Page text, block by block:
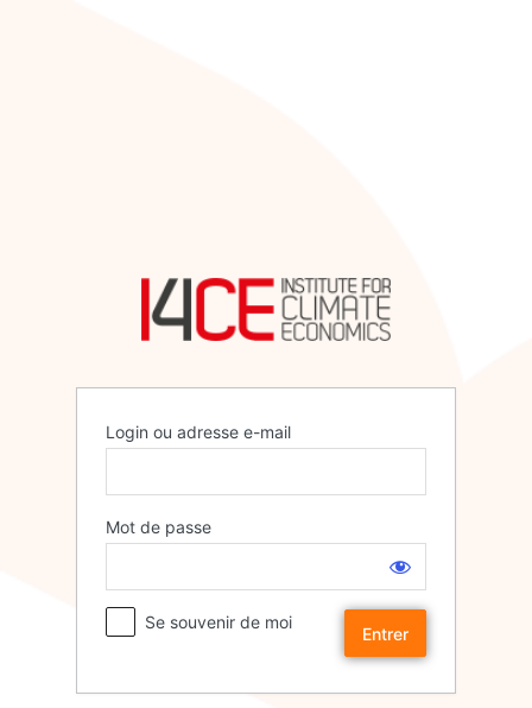
Entrer
Login ou adresse e-mail
Mot de passe
Se souvenir de moi